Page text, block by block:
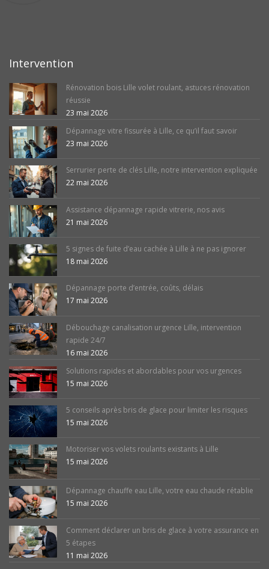
Intervention
Rénovation bois Lille volet roulant, astuces rénovation
réussie
23 mai 2026
Dépannage vitre fissurée à Lille, ce qu’il faut savoir
23 mai 2026
Serrurier perte de clés Lille, notre intervention expliquée
22 mai 2026
Assistance dépannage rapide vitrerie, nos avis
21 mai 2026
5 signes de fuite d’eau cachée à Lille à ne pas ignorer
18 mai 2026
Dépannage porte d’entrée, coûts, délais
17 mai 2026
Débouchage canalisation urgence Lille, intervention
rapide 24/7
16 mai 2026
Solutions rapides et abordables pour vos urgences
15 mai 2026
5 conseils après bris de glace pour limiter les risques
15 mai 2026
Motoriser vos volets roulants existants à Lille
15 mai 2026
Dépannage chauffe eau Lille, votre eau chaude rétablie
15 mai 2026
Comment déclarer un bris de glace à votre assurance en
5 étapes
11 mai 2026